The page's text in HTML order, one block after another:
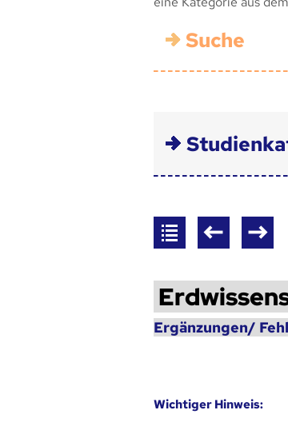
Suche
Ergänzungen/
Wich­ti­ger Hin­weis: